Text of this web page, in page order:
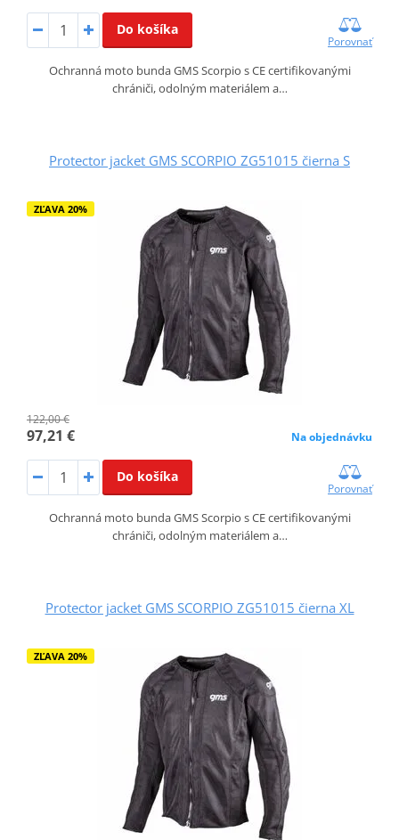
Do košíka
Porovnať
Ochranná moto bunda GMS Scorpio s CE certifikovanými
chrániči, odolným materiálem a…
Protector jacket GMS SCORPIO ZG51015 čierna S
ZĽAVA 20%
122,00 €
97,21 € Na objednávku
Do košíka
Porovnať
Ochranná moto bunda GMS Scorpio s CE certifikovanými
chrániči, odolným materiálem a…
Protector jacket GMS SCORPIO ZG51015 čierna XL
ZĽAVA 20%